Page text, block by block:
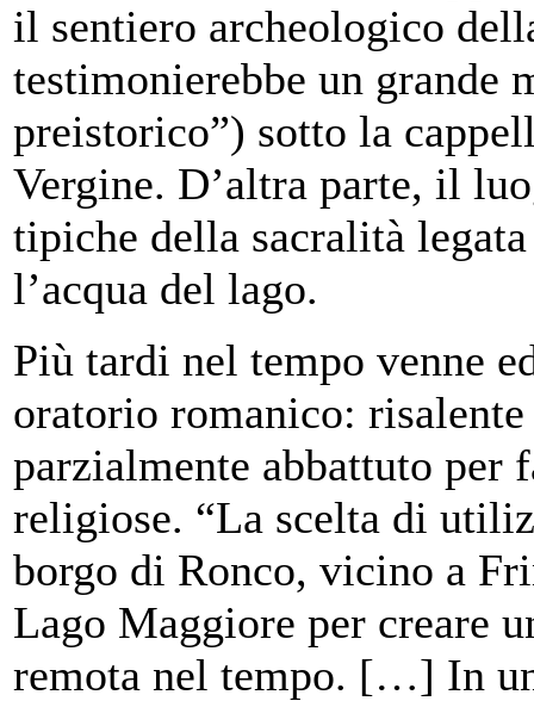
il sentiero archeologico
testimonierebbe un grande
preistorico”) sotto la
Vergine. D’altra parte, il
tipiche della sacralità
l’acqua del lago.
Più tardi nel tempo venne
oratorio romanico:
parzialmente abbattuto per
religiose. “La scelta di
borgo di Ronco, vicino a
Lago Maggiore per creare
remota nel tempo. […] In